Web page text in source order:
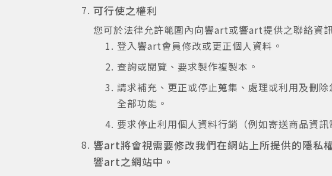
可行使之權利
您可於法律允許範圍內向響art或響art提供之聯絡資
登入響art會員修改或更正個人資料。
查詢或閱覽、要求製作複製本。
請求補充、更正或停止蒐集、處理或利用及刪
全部功能。
要求停止利用個人資料行銷（例如寄送商品資訊
響art將會視需要修改我們在網站上所提供的隱私
響art之網站中。